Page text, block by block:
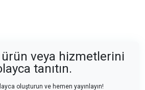
veya hizmetlerini
tanıtın.
oluşturun ve hemen yayınlayın!